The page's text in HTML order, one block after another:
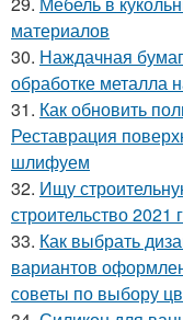
материалов
30. Наждачная
обработке металла
31. Как обновить
Реставрация
шлифуем
32. Ищу
строительство 2021
33. Как выбрать
вариантов
советы по выбору